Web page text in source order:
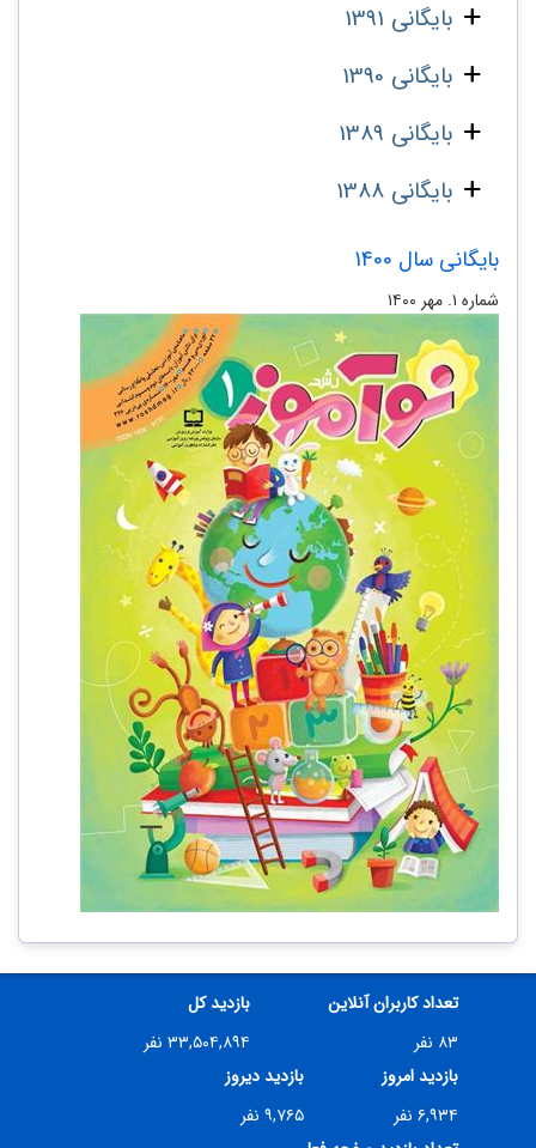
بایگانی 1391
بایگانی 1390
بایگانی 1389
بایگانی 1388
بایگانی سال 1400
شماره ۱. مهر ۱۴۰۰
تعداد کاربران آنلاین
۸۳ نفر
بازدید کل
۳۳,۵۰۴,۸۹۴ نفر
بازدید امروز
۶,۹۳۴ نفر
بازدید دیروز
۹,۷۶۵ نفر